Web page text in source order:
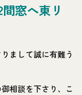
窓へ東リ
まして誠に有難う
相談を下さり、こ